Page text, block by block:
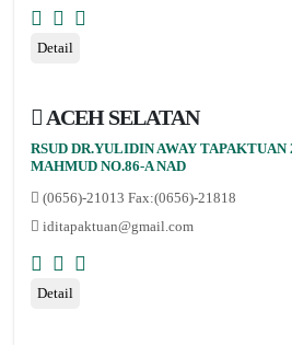
Detail
ACEH SELATAN
RSUD DR.YULIDIN AWAY TAPAKTUAN
MAHMUD NO.86-A NAD
(0656)-21013 Fax:(0656)-21818
iditapaktuan@gmail.com
Detail